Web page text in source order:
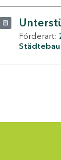
Förderart: